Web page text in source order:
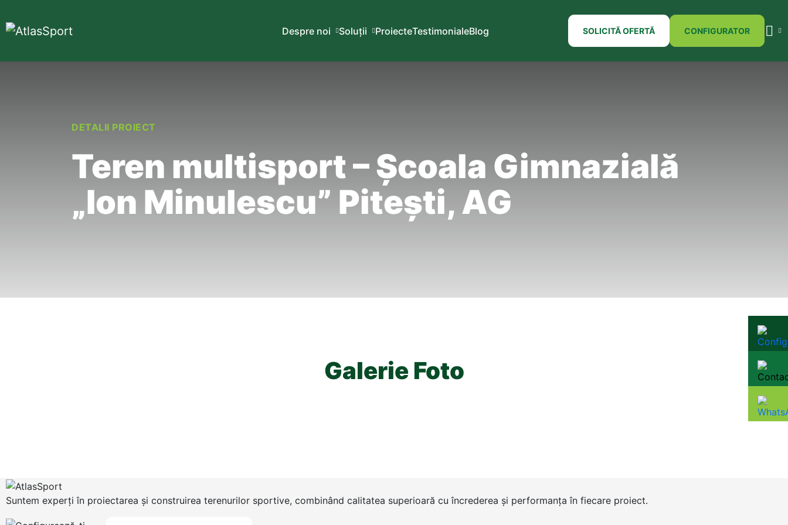
Despre noi Soluții ProiecteTestimonialeBlog SOLICITĂ OFERTĂ CONFIGURATOR
DETALII PROIECT
Teren multisport – Școala Gimnazială
„Ion Minulescu” Pitești, AG
Galerie Foto
Suntem experți în proiectarea și construirea terenurilor sportive, combinând calitatea superioară cu încrederea și performanța în fiecare proiect.